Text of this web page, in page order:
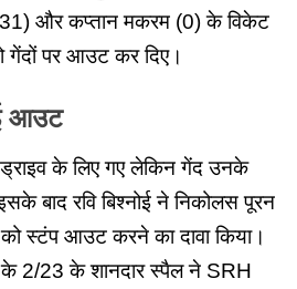
और कप्तान मकरम (0) के विकेट
गेंदों पर आउट कर दिए।
आउट
ड्राइव के लिए गए लेकिन गेंद उनके
बाद रवि बिश्नोई ने निकोलस पूरन
को स्टंप आउट करने का दावा किया।
के 2/23 के शानदार स्पैल ने SRH